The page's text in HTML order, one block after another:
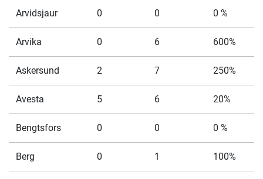
Arvidsjaur 0 0 0 %
Arvika 0 6 600%
Askersund 2 7 250%
Avesta 5 6 20%
Bengtsfors 0 0 0 %
Berg 0 1 100%